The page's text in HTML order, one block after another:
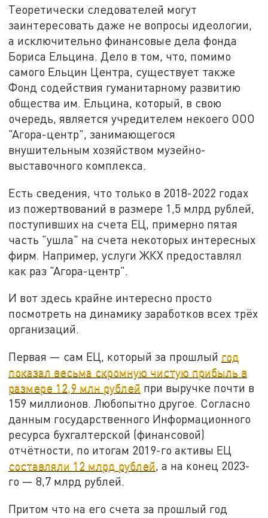
Теоретически следователей могут
заинтересовать даже не вопросы идеологии,
а исключительно финансовые дела фонда
Бориса Ельцина. Дело в том, что, помимо
самого Ельцин Центра, существует также
Фонд содействия гуманитарному развитию
общества им. Ельцина, который, в свою
очередь, является учредителем некоего ООО
"Агора-центр", занимающегося
внушительным хозяйством музейно-
выставочного комплекса.
Есть сведения, что только в 2018-2022 годах
из пожертвований в размере 1,5 млрд рублей,
поступивших на счета ЕЦ, примерно пятая
часть "ушла" на счета некоторых интересных
фирм. Например, услуги ЖКХ предоставлял
как раз "Агора-центр".
И вот здесь крайне интересно просто
посмотреть на динамику заработков всех трёх
организаций.
Первая — сам ЕЦ, который за прошлый год
показал весьма скромную чистую прибыль в
размере 12,9 млн рублей при выручке почти в
159 миллионов. Любопытно другое. Согласно
данным государственного Информационного
ресурса бухгалтерской (финансовой)
отчётности, по итогам 2019-го активы ЕЦ
составляли 12 млрд рублей, а на конец 2023-
го — 8,7 млрд рублей.
Притом что на его счета за прошлый год